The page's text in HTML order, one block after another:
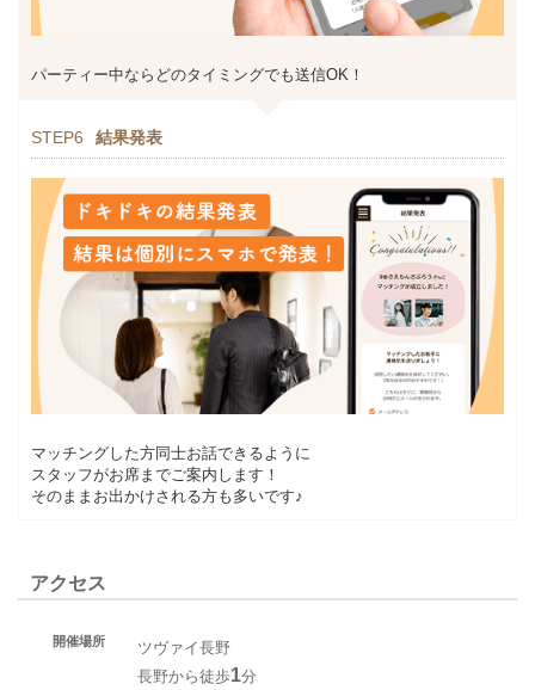
パーティー中ならどのタイミングでも送信OK！
STEP6 結果発表
マッチングした方同士お話できるように
スタッフがお席までご案内します！
そのままお出かけされる方も多いです♪
アクセス
開催場所
ツヴァイ長野
長野から徒歩1分